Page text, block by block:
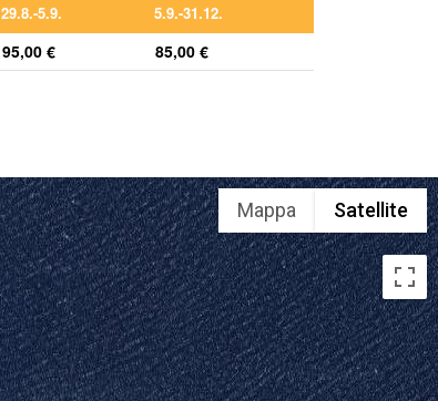
29.8.-5.9. 5.9.-31.12.
95,00 € 85,00 €
Mappa Satellite